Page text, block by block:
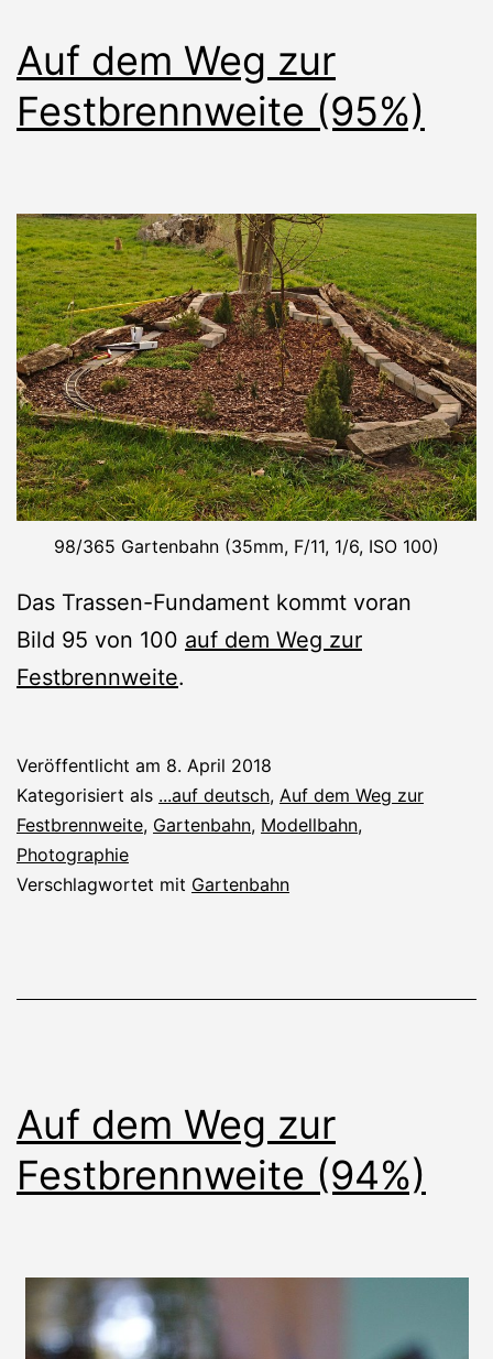
Auf dem Weg zur
Festbrennweite (95%)
98/365 Gartenbahn (35mm, F/11, 1/6, ISO 100)
Das Trassen-Fundament kommt voran
Bild 95 von 100 auf dem Weg zur
Festbrennweite.
Veröffentlicht am 8. April 2018
Kategorisiert als ...auf deutsch, Auf dem Weg zur
Festbrennweite, Gartenbahn, Modellbahn,
Photographie
Verschlagwortet mit Gartenbahn
Auf dem Weg zur
Festbrennweite (94%)